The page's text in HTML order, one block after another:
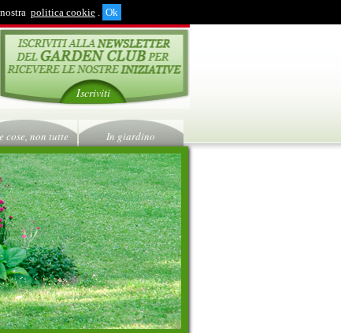
politica cookie .
Iscriviti
cose, non tutte In giardino